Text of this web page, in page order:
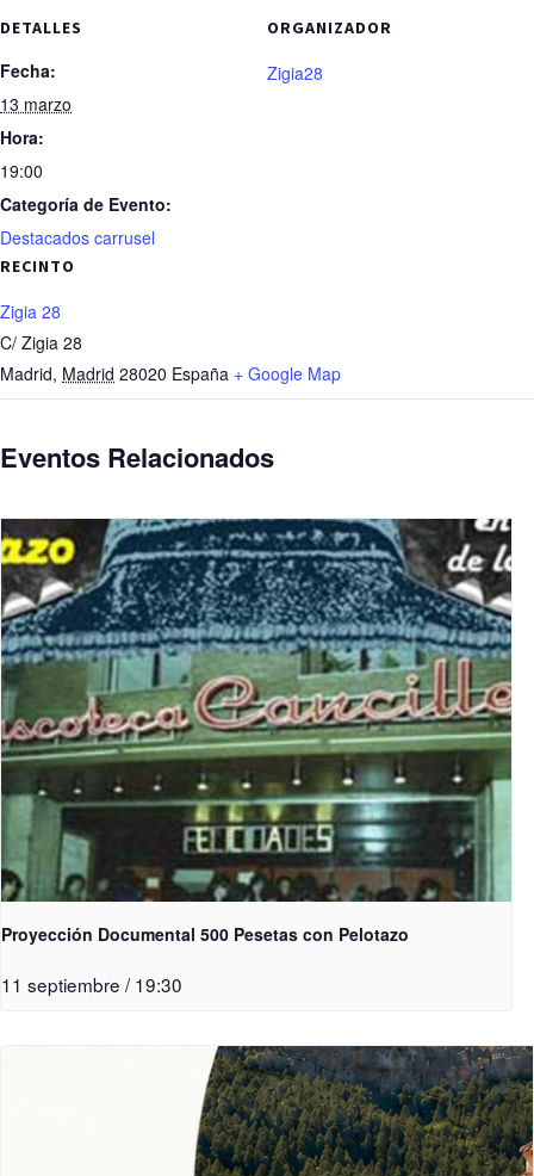
DETALLES
Fecha:
13 marzo
Hora:
19:00
Categoría de Evento:
Destacados carrusel
RECINTO
Zigia 28
C/ Zigia 28
Madrid, Madrid 28020 España + Google Map
ORGANIZADOR
Zigia28
Eventos Relacionados
Proyección Documental 500 Pesetas con Pelotazo
11 septiembre / 19:30